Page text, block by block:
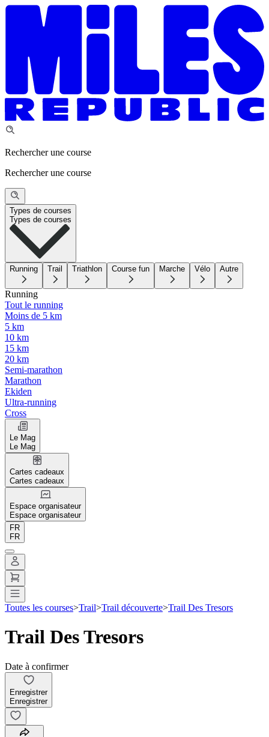
Rechercher une course
Rechercher une course
Types de courses
Types de courses
Running Trail Triathlon Course fun Marche Vélo Autre
Running
Tout le running
Moins de 5 km
5 km
10 km
15 km
20 km
Semi-marathon
Marathon
Ekiden
Ultra-running
Cross
Le Mag
Le Mag
Cartes cadeaux
Cartes cadeaux
Espace organisateur
Espace organisateur
FR
FR
Toutes les courses>Trail>Trail découverte>Trail Des Tresors
Trail Des Tresors
Date à confirmer
Enregistrer
Enregistrer